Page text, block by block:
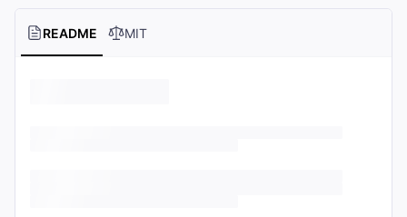
README MIT